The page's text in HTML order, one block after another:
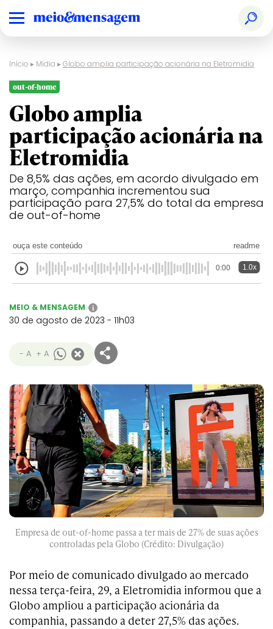
Início ▸ Mídia ▸Globo amplia participação acionária na Eletromidia
out-of-home
Globo amplia
participação acionária na
Eletromidia
De 8,5% das ações, em acordo divulgado em
março, companhia incrementou sua
participação para 27,5% do total da empresa
de out-of-home
ouça este conteúdo readme
0:00 1.0x
MEIO & MENSAGEM i
30 de agosto de 2023 - 11h03
- A + A
Empresa de out-of-home passa a ter mais de 27% de suas ações
controladas pela Globo (Crédito: Divulgação)
Por meio de comunicado divulgado ao mercado
nessa terça-feira, 29, a Eletromidia informou que a
Globo ampliou a participação acionária da
companhia, passando a deter 27,5% das ações.